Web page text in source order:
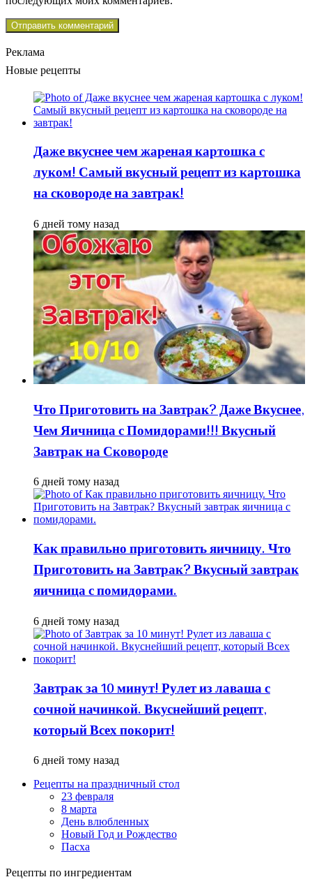
Реклама
Новые рецепты
Даже вкуснее чем жареная картошка с
луком! Самый вкусный рецепт из картошка
на сковороде на завтрак!
6 дней тому назад
Что Приготовить на Завтрак? Даже Вкуснее,
Чем Яичница с Помидорами!!! Вкусный
Завтрак на Сковороде
6 дней тому назад
Как правильно приготовить яичницу. Что
Приготовить на Завтрак? Вкусный завтрак
яичница с помидорами.
6 дней тому назад
Завтрак за 10 минут! Рулет из лаваша с
сочной начинкой. Вкуснейший рецепт,
который Всех покорит!
6 дней тому назад
Рецепты на праздничный стол
23 февраля
8 марта
День влюбленных
Новый Год и Рождество
Пасха
Рецепты по ингредиентам